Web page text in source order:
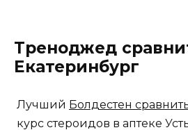
Треноджед
Екатеринбург
Лучший Болдестен
курс стероидов в аптеке